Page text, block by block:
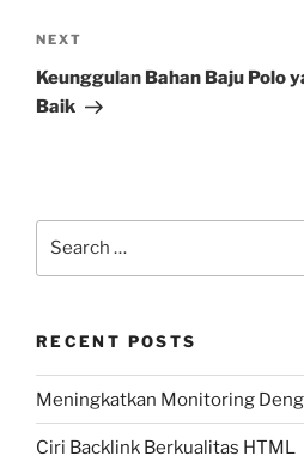
Next
Post
NEXT
Keunggulan Bahan Baju Polo
Baik
RECENT POSTS
Meningkatkan Monitoring
Ciri Backlink Berkualitas HTML